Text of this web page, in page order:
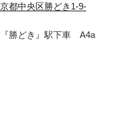
都中央区勝どき1-9-
勝どき』駅下車 A4a